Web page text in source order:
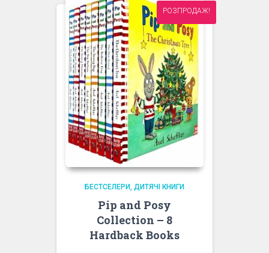
РОЗПРОДАЖ!
БЕСТСЕЛЕРИ ДИТЯЧІ КНИГИ
Pip and Posy
Collection – 8
Hardback Books